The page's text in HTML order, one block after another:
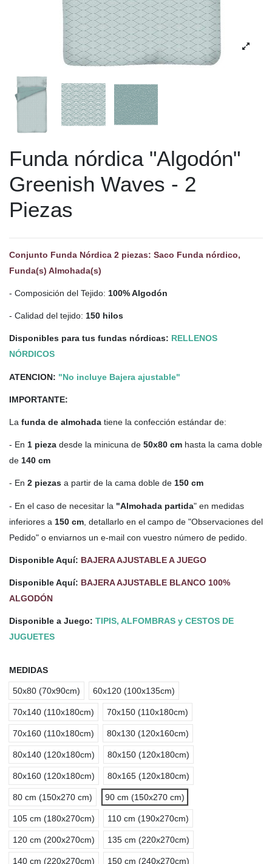
Funda nórdica "Algodón"
Greenish Waves - 2
Piezas
Conjunto Funda Nórdica 2 piezas: Saco Funda nórdico,
Funda(s) Almohada(s)
- Composición del Tejido: 100% Algodón
- Calidad del tejido: 150 hilos
Disponibles para tus fundas nórdicas: RELLENOS
NÓRDICOS
ATENCION: "No incluye Bajera ajustable"
IMPORTANTE:
La funda de almohada tiene la confección estándar de:
- En 1 pieza desde la minicuna de 50x80 cm hasta la cama doble
de 140 cm
- En 2 piezas a partir de la cama doble de 150 cm
- En el caso de necesitar la "Almohada partida" en medidas
inferiores a 150 cm , detallarlo en el campo de "Observaciones del
Pedido" o enviarnos un e-mail con vuestro número de pedido.
Disponible Aquí: BAJERA AJUSTABLE A JUEGO
Disponible Aquí: BAJERA AJUSTABLE BLANCO 100%
ALGODÓN
Disponible a Juego: TIPIS, ALFOMBRAS y CESTOS DE
JUGUETES
MEDIDAS
50x80 (70x90cm) 60x120 (100x135cm)
70x140 (110x180cm) 70x150 (110x180cm)
70x160 (110x180cm) 80x130 (120x160cm)
80x140 (120x180cm) 80x150 (120x180cm)
80x160 (120x180cm) 80x165 (120x180cm)
80 cm (150x270 cm) 90 cm (150x270 cm)
105 cm (180x270cm) 110 cm (190x270cm)
120 cm (200x270cm) 135 cm (220x270cm)
140 cm (220x270cm) 150 cm (240x270cm)